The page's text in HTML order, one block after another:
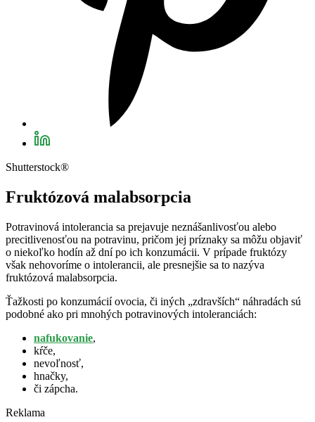
Shutterstock®
Fruktózová malabsorpcia
Potravinová intolerancia sa prejavuje neznášanlivosťou alebo
precitlivenosťou na potravinu, pričom jej príznaky sa môžu objaviť
o niekoľko hodín až dní po ich konzumácii. V prípade fruktózy
však nehovoríme o intolerancii, ale presnejšie sa to nazýva
fruktózová malabsorpcia.
Ťažkosti po konzumácií ovocia, či iných „zdravších“ náhradách sú
podobné ako pri mnohých potravinových intoleranciách:
nafukovanie,
kŕče,
nevoľnosť,
hnačky,
či zápcha.
Reklama